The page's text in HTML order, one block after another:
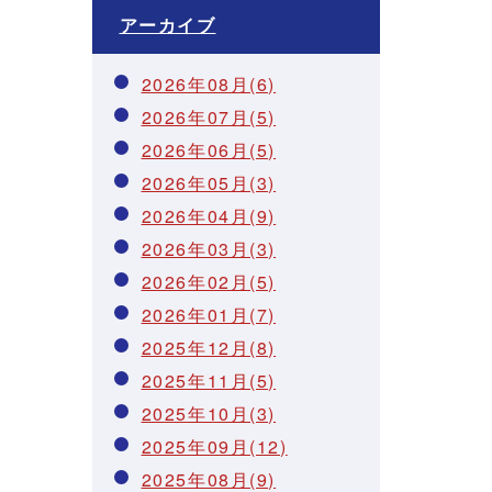
アーカイブ
2026年08月(6)
2026年07月(5)
2026年06月(5)
2026年05月(3)
2026年04月(9)
2026年03月(3)
2026年02月(5)
2026年01月(7)
2025年12月(8)
2025年11月(5)
2025年10月(3)
2025年09月(12)
2025年08月(9)